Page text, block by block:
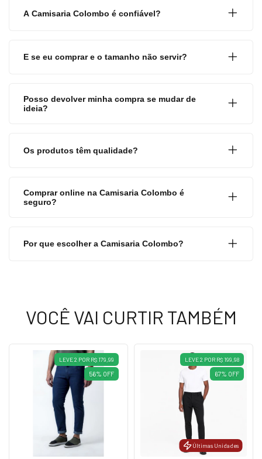
A Camisaria Colombo é confiável?
E se eu comprar e o tamanho não servir?
Posso devolver minha compra se mudar de
ideia?
Os produtos têm qualidade?
Comprar online na Camisaria Colombo é
seguro?
Por que escolher a Camisaria Colombo?
VOCÊ VAI CURTIR TAMBÉM
LEVE 2 POR R$ 179,99
56% OFF
Últimas Unidades
LEVE 2 POR R$ 199,98
67% OFF